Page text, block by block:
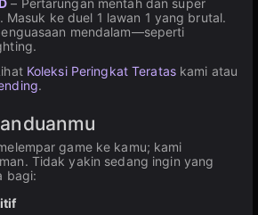
– Pertarungan mentah dan super
ke duel 1 lawan 1 yang brutal.
mendalam—seperti
Koleksi Peringkat Terataskami atau
.
game ke kamu; kami
Tidak yakin sedang ingin yang
bagi: